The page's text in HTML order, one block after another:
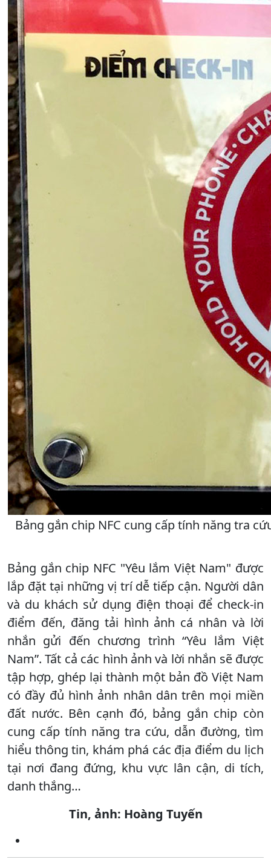
Bảng gắn chip NFC cung cấp tính năng tra
Bảng gắn chip NFC "Yêu lắm Việt Nam" được
lắp đặt tại những vị trí dễ tiếp cận. Người dân
và du khách sử dụng điện thoại để check-in
điểm đến, đăng tải hình ảnh cá nhân và lời
nhắn gửi đến chương trình “Yêu lắm Việt
Nam”. Tất cả các hình ảnh và lời nhắn sẽ được
tập hợp, ghép lại thành một bản đồ Việt Nam
có đầy đủ hình ảnh nhân dân trên mọi miền
đất nước. Bên cạnh đó, bảng gắn chip còn
cung cấp tính năng tra cứu, dẫn đường, tìm
hiểu thông tin, khám phá các địa điểm du lịch
tại nơi đang đứng, khu vực lân cận, di tích,
danh thắng…
Tin, ảnh: Hoàng Tuyến